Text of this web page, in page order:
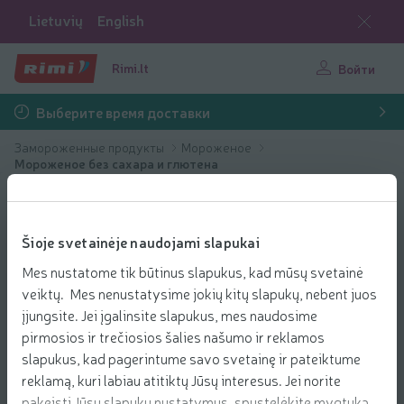
Šioje svetainėje naudojami slapukai
Mes nustatome tik būtinus slapukus, kad mūsų svetainė
veiktų. Mes nenustatysime jokių kitų slapukų, nebent juos
įjungsite. Jei įgalinsite slapukus, mes naudosime
pirmosios ir trečiosios šalies našumo ir reklamos
slapukus, kad pagerintume savo svetainę ir pateiktume
reklamą, kuri labiau atitiktų Jūsų interesus. Jei norite
Lietuvių English
Rimi.lt Войти
Выберите время доставки
Замороженные продукты
Мороженое
Mороженое без сахара и глютена